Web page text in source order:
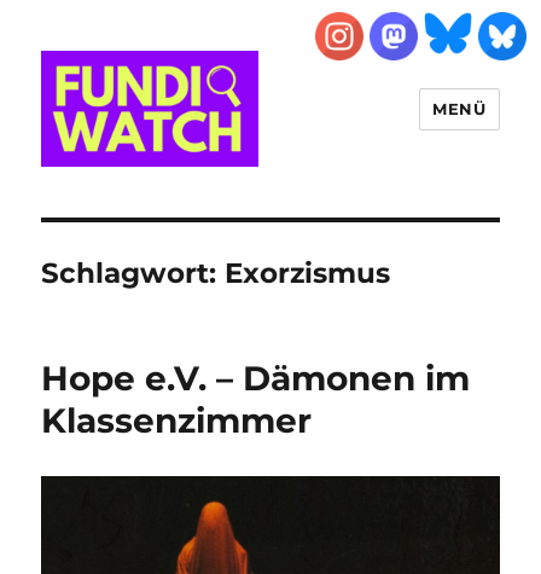
MENÜ
Schlagwort: Exorzismus
Hope e.V. – Dämonen im
Klassenzimmer